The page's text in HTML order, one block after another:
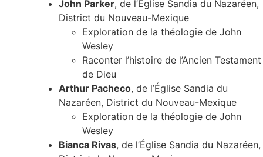
John Parker, de l’Église Sandia du Nazaréen,
District du Nouveau-Mexique
Exploration de la théologie de John
Wesley
Raconter l’histoire de l’Ancien Testament
de Dieu
Arthur Pacheco, de l’Église Sandia du
Nazaréen, District du Nouveau-Mexique
Exploration de la théologie de John
Wesley
Bianca Rivas, de l’Église Sandia du Nazaréen,